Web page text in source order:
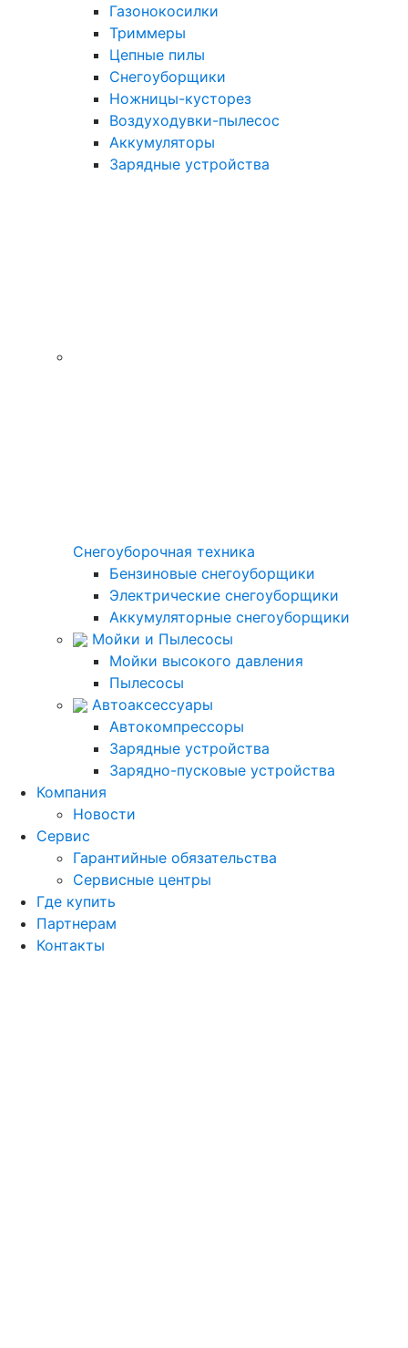
Газонокосилки
Триммеры
Цепные пилы
Снегоуборщики
Ножницы-кусторез
Воздуходувки-пылесос
Аккумуляторы
Зарядные устройства
Снегоуборочная техника
Бензиновые снегоуборщики
Электрические снегоуборщики
Аккумуляторные снегоуборщики
Мойки и Пылесосы
Мойки высокого давления
Пылесосы
Автоаксессуары
Автокомпрессоры
Зарядные устройства
Зарядно-пусковые устройства
Компания
Новости
Сервис
Гарантийные обязательства
Сервисные центры
Где купить
Партнерам
Контакты